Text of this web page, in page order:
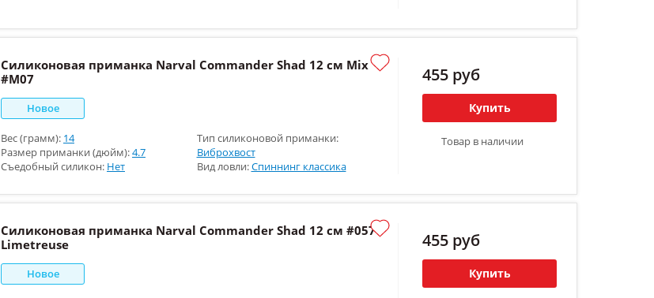
Силиконовая приманка Narval Commander Shad 12 см Mix
#M07
Новое
Вес (грамм): 14
Размер приманки (дюйм):4.7
Съедобный силикон: Нет
Тип силиконовой приманки:
Виброхвост
Вид ловли:Спиннинг классика
455 руб
Купить
Товар в наличии
Силиконовая приманка Narval Commander Shad 12 см #057
Limetreuse
Новое
455 руб
Купить